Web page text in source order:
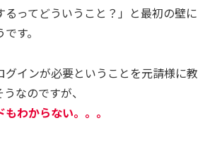
るってどういうこと？」と最初の壁に
す。
グインが必要ということを元請様に教
なのですが、
わからない。。。